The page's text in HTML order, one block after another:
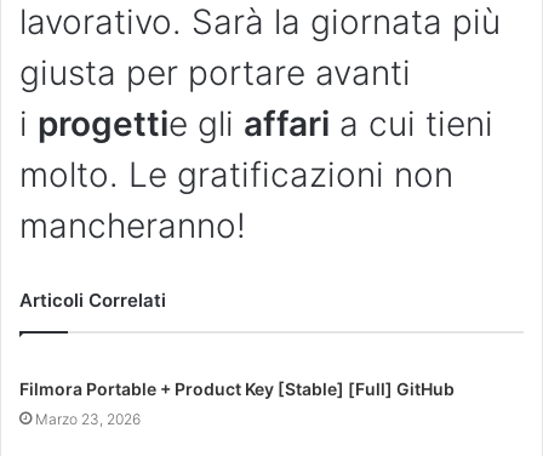
lavorativo. Sarà la giornata più
giusta per portare avanti
i progettie gli affari a cui tieni
molto. Le gratificazioni non
mancheranno!
Articoli Correlati
Filmora Portable + Product Key [Stable] [Full] GitHub
Marzo 23, 2026